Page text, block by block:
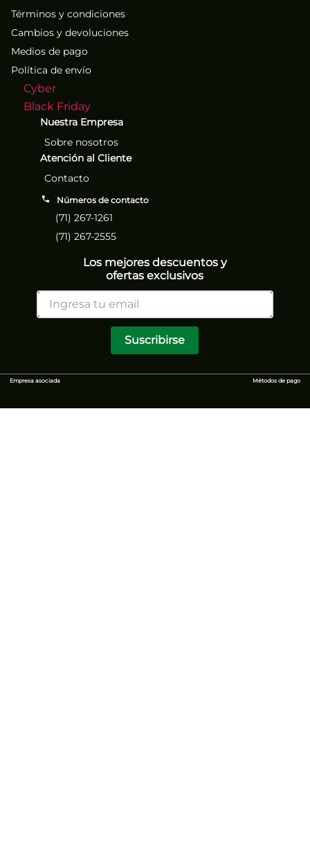
Términos y condiciones
Cambios y devoluciones
Medios de pago
Política de envío
Cyber
Black Friday
Nuestra Empresa
Sobre nosotros
Atención al Cliente
Contacto
Números de contacto
(71) 267-1261
(71) 267-2555
Los mejores descuentos y
ofertas exclusivos
Suscribirse
Empresa asociada Métodos de pago